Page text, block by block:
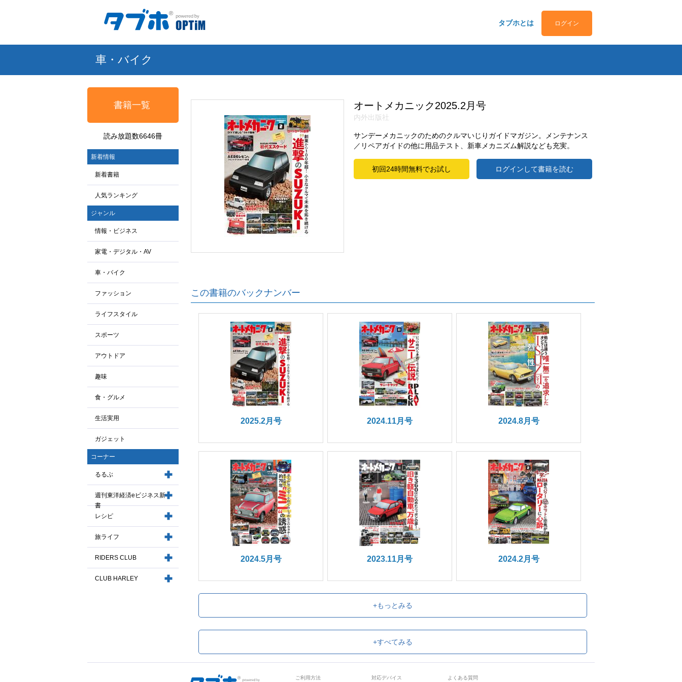
タブホとは ログイン
車・バイク
書籍一覧
読み放題数6646冊
新着情報
新着書籍
人気ランキング
ジャンル
情報・ビジネス
家電・デジタル・AV
車・バイク
ファッション
ライフスタイル
スポーツ
アウトドア
趣味
食・グルメ
生活実用
ガジェット
コーナー
るるぶ
週刊東洋経済eビジネス新
書
レシピ
旅ライフ
RIDERS CLUB
CLUB HARLEY
オートメカニック2025.2月号
内外出版社
サンデーメカニックのためのクルマいじりガイドマガジン。メンテナンス
／リペアガイドの他に用品テスト、新車メカニズム解説なども充実。
初回24時間無料でお試し ログインして書籍を読む
この書籍のバックナンバー
2025.2月号 2024.11月号 2024.8月号
2024.5月号 2023.11月号 2024.2月号
+もっとみる
+すべてみる
ご利用方法 対応デバイス よくある質問